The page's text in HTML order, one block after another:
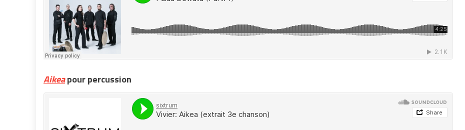
Aikeapour percussion